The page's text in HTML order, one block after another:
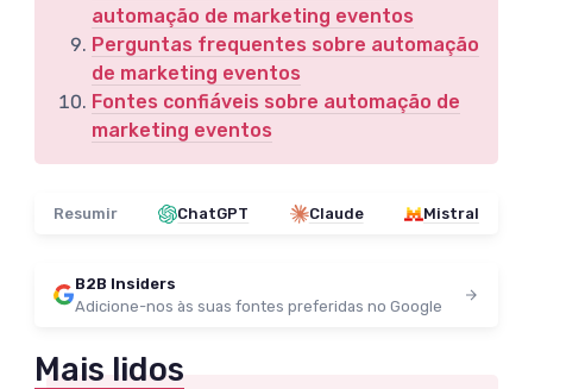
automação de marketing eventos
Perguntas frequentes sobre automação
de marketing eventos
Fontes confiáveis sobre automação de
marketing eventos
Resumir ChatGPT Claude Mistral
B2B Insiders
Adicione-nos às suas fontes preferidas no Google
Mais lidos